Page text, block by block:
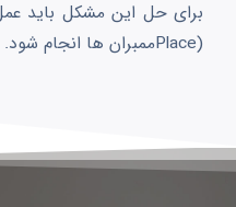
Place)ممبران ها انجام شود.